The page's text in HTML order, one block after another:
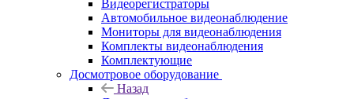
Видеорегистраторы
Автомобильное видеонаблюдение
Мониторы для видеонаблюдения
Комплекты видеонаблюдения
Комплектующие
Досмотровое оборудование
Назад